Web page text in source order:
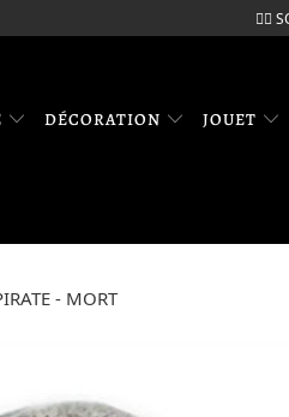
🏴‍☠️
DÉCORATION JOUET
- MORT